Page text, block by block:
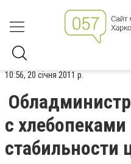
10:56, 20 січня 2011 р.
с
стабильности